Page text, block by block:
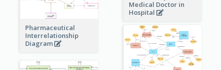
Medical Doctor in
Hospital
Pharmaceutical
Interrelationship
Diagram